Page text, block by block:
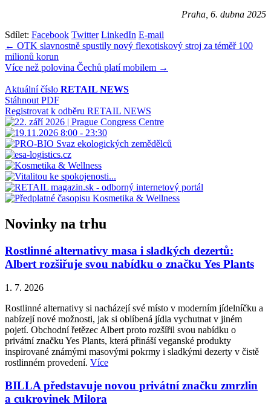
Praha, 6. dubna 2025
Sdílet: Facebook Twitter LinkedIn E-mail
Navigace
pro
← OTK slavnostně spustily nový flexotiskový stroj za téměř 100
milionů korun
Více než polovina Čechů platí mobilem →
Aktuální číslo RETAIL NEWS
Stáhnout PDF
Registrovat k odběru RETAIL NEWS
Novinky na trhu
Rostlinné alternativy masa i sladkých dezertů:
Albert rozšiřuje svou nabídku o značku Yes Plants
1. 7. 2026
Rostlinné alternativy si nacházejí své místo v moderním jídelníčku a
nabízejí nové možnosti, jak si oblíbená jídla vychutnat v jiném
pojetí. Obchodní řetězec Albert proto rozšířil svou nabídku o
privátní značku Yes Plants, která přináší veganské produkty
inspirované známými masovými pokrmy i sladkými dezerty v čistě
rostlinném provedení. Více
BILLA představuje novou privátní značku zmrzlin
a cukrovinek Milora